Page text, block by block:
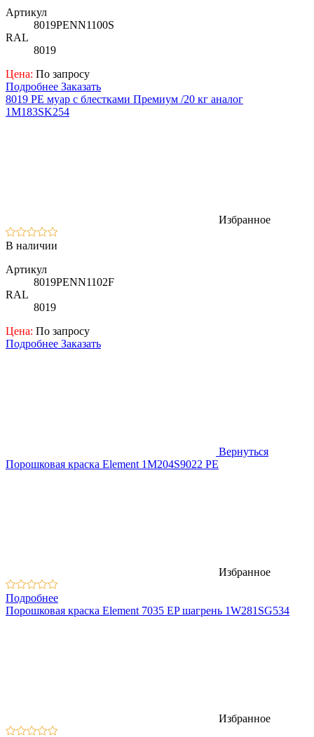
Артикул
8019PENN1100S
RAL
8019
Цена: По запросу
Подробнее Заказать
8019 PE муар с блестками Премиум /20 кг аналог
1M183SK254
Избранное
В наличии
Артикул
8019PENN1102F
RAL
8019
Цена: По запросу
Подробнее Заказать
Вернуться
Порошковая краска Element 1M204S9022 PE
Избранное
Подробнее
Порошковая краска Element 7035 EP шагрень 1W281SG534
Избранное